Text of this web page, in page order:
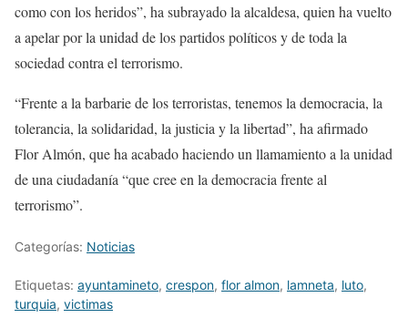
como con los heridos”, ha subrayado la alcaldesa, quien ha vuelto
a apelar por la unidad de los partidos políticos y de toda la
sociedad contra el terrorismo.
“Frente a la barbarie de los terroristas, tenemos la democracia, la
tolerancia, la solidaridad, la justicia y la libertad”, ha afirmado
Flor Almón, que ha acabado haciendo un llamamiento a la unidad
de una ciudadanía “que cree en la democracia frente al
terrorismo”.
Categorías: Noticias
Etiquetas: ayuntamineto, crespon, flor almon, lamneta, luto,
turquia, victimas